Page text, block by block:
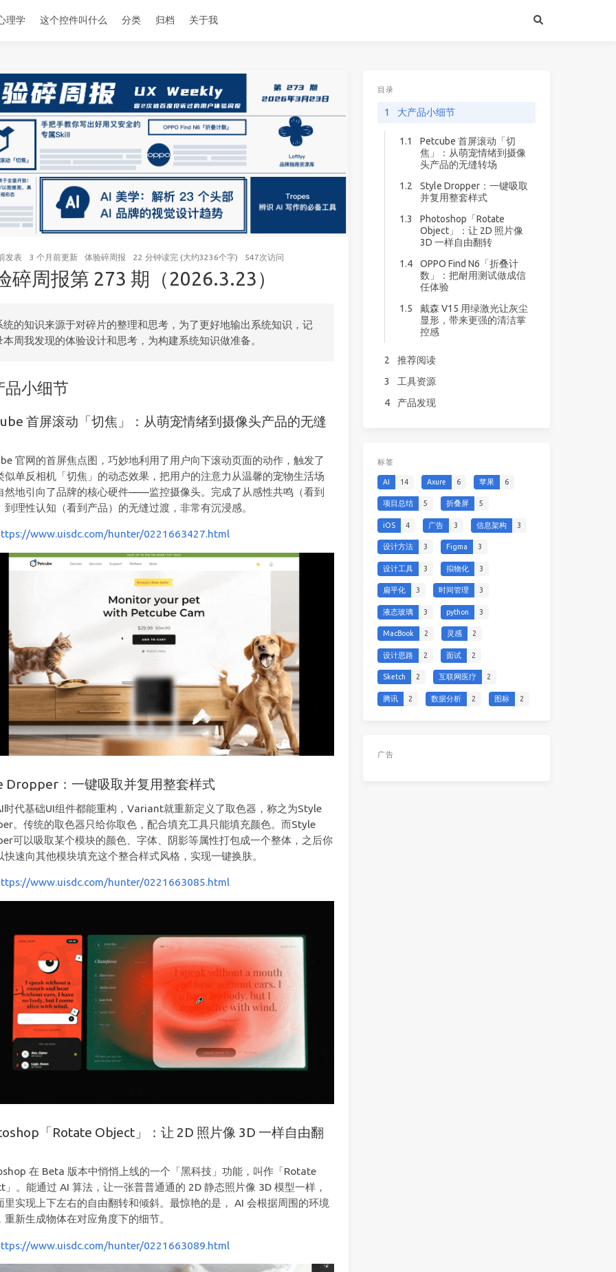
理学 这个控件叫什么 分类 归档 关于我
发表 3 个月前更新 体验碎周报 22 分钟读完 (大约3236个字) 547次访问
碎周报第 273 期（2026.3.23）
统的知识来源于对碎片的整理和思考，为了更好地输出系统知识，记
本周我发现的体验设计和思考，为构建系统知识做准备。
品小细节
首屏滚动「切焦」：从萌宠情绪到摄像头产品的无缝
官网的首屏焦点图，巧妙地利用了用户向下滚动页面的动作，触发了
似单反相机「切焦」的动态效果，把用户的注意力从温馨的宠物生活场
然地引向了品牌的核心硬件——监控摄像头。完成了从感性共鸣（看到
到理性认知（看到产品）的无缝过渡，非常有沉浸感。
www.uisdc.com/hunter/0221663427.html
Dropper：一键吸取并复用整套样式
时代基础UI组件都能重构，Variant就重新定义了取色器，称之为Style
。传统的取色器只给你取色，配合填充工具只能填充颜色。而Style
可以吸取某个模块的颜色、字体、阴影等属性打包成一个整体，之后你
快速向其他模块填充这个整合样式风格，实现一键换肤。
www.uisdc.com/hunter/0221663085.html
「Rotate Object」：让 2D 照片像 3D 一样自由翻
在 Beta 版本中悄悄上线的一个「黑科技」功能，叫作「Rotate
」。能通过 AI 算法，让一张普普通通的 2D 静态照片像 3D 模型一样，
里实现上下左右的自由翻转和倾斜。最惊艳的是， AI 会根据周围的环境
重新生成物体在对应角度下的细节。
www.uisdc.com/hunter/0221663089.html
目录
1 大产品小细节
1.1
Petcube 首屏滚动「切
焦」：从萌宠情绪到摄像
头产品的无缝转场
1.2
Style Dropper：一键吸取
并复用整套样式
1.3
Photoshop「Rotate
Object」：让 2D 照片像
3D 一样自由翻转
1.4
OPPO Find N6「折叠计
数」：把耐用测试做成信
任体验
1.5
戴森 V15 用绿激光让灰尘
显形，带来更强的清洁掌
控感
2
推荐阅读
3
工具资源
4
产品发现
标签
AI 14 Axure 6 苹果 6
项目总结 5 折叠屏 5
iOS 4 广告 3 信息架构 3
设计方法 3 Figma 3
设计工具 3 拟物化 3
扁平化 3 时间管理 3
液态玻璃 3 python 3
MacBook 2 灵感 2
设计思路 2 面试 2
Sketch 2 互联网医疗 2
腾讯 2 数据分析 2 图标 2
广告